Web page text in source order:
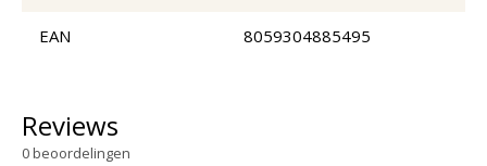
EAN 8059304885495
Reviews
0beoordelingen